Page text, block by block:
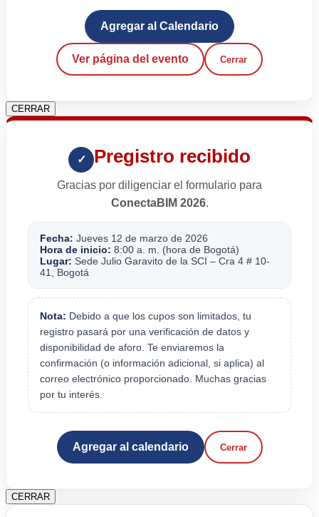
Agregar al Calendario
Ver página del evento Cerrar
CERRAR
✓ Pregistro recibido
Gracias por diligenciar el formulario para
ConectaBIM 2026.
Fecha: Jueves 12 de marzo de 2026
Hora de inicio: 8:00 a. m. (hora de Bogotá)
Lugar: Sede Julio Garavito de la SCI – Cra 4 # 10-
41, Bogotá
Nota: Debido a que los cupos son limitados, tu
registro pasará por una verificación de datos y
disponibilidad de aforo. Te enviaremos la
confirmación (o información adicional, si aplica) al
correo electrónico proporcionado. Muchas gracias
por tu interés.
Agregar al calendario Cerrar
CERRAR